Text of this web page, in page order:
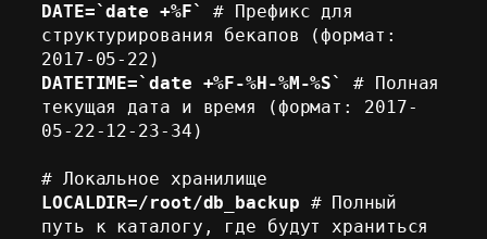
DATE=`date +%F`
# Префикс для
структурирования бекапов (формат:
DATETIME=`date +%F-%H-%M-%S`
# Полная
текущая дата и время (формат: 2017-
05-22-12-23-34)
LOCALDIR=/root/db_backup # Полный
путь к каталогу, где будут храниться